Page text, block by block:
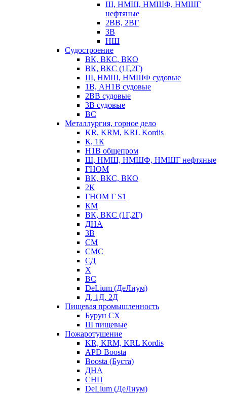
Ш, НМШ, НМШФ, НМШГ
нефтяные
2ВВ, 2ВГ
3В
НШ
Судостроение
ВК, ВКС, ВКО
ВК, ВКС (1Г,2Г)
Ш, НМШ, НМШФ судовые
1В, АН1В судовые
2ВВ судовые
3В судовые
ВС
Металлургия, горное дело
KR, KRM, KRL Kordis
К, 1К
Н1В общепром
Ш, НМШ, НМШФ, НМШГ нефтяные
ГНОМ
ВК, ВКС, ВКО
2К
ГНОМ Г S1
КМ
ВК, ВКС (1Г,2Г)
ДНА
3В
СМ
СМС
СД
Х
ВС
DeLium (ДеЛиум)
Д, 1Д, 2Д
Пищевая промышленность
Бурун СХ
Ш пищевые
Пожаротушение
KR, KRM, KRL Kordis
APD Boosta
Boosta (Буста)
ДНА
СНП
DeLium (ДеЛиум)